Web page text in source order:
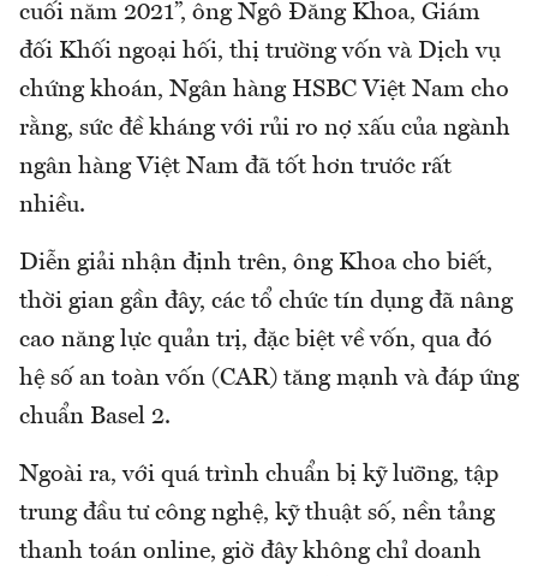
cuối năm 2021”, ông Ngô Đăng Khoa, Giám
đối Khối ngoại hối, thị trường vốn và Dịch vụ
chứng khoán, Ngân hàng HSBC Việt Nam cho
rằng, sức đề kháng với rủi ro nợ xấu của ngành
ngân hàng Việt Nam đã tốt hơn trước rất
nhiều.
Diễn giải nhận định trên, ông Khoa cho biết,
thời gian gần đây, các tổ chức tín dụng đã nâng
cao năng lực quản trị, đặc biệt về vốn, qua đó
hệ số an toàn vốn (CAR) tăng mạnh và đáp ứng
chuẩn Basel 2.
Ngoài ra, với quá trình chuẩn bị kỹ lưỡng, tập
trung đầu tư công nghệ, kỹ thuật số, nền tảng
thanh toán online, giờ đây không chỉ doanh